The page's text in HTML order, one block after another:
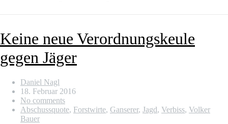
Keine neue Verordnungskeule
gegen Jäger
Daniel Nagl
18. Februar 2016
No comments
Abschussquote, Forstwirte, Ganserer, Jagd, Verbiss, Volker
Bauer